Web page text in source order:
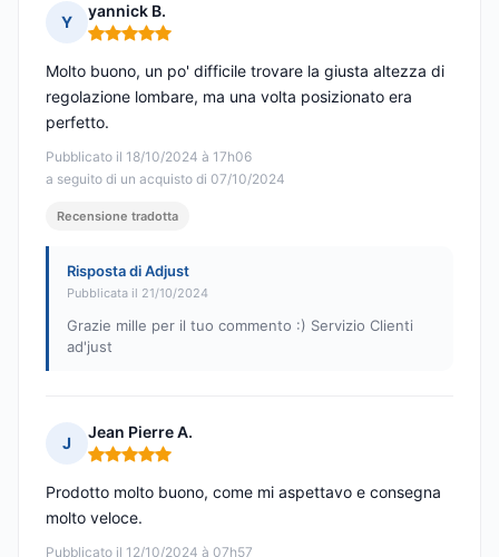
Y
yannick B.
Nota: 5 su 5
Pubblicato il 18/10/2024 à 17h06
a seguito di un acquisto di 07/10/2024
Molto buono, un po' difficile trovare la giusta altezza di
regolazione lombare, ma una volta posizionato era
perfetto.
Recensione tradotta
Risposta di Adjust
Pubblicata il 21/10/2024
Grazie mille per il tuo commento :) Servizio Clienti
ad'just
J
Jean Pierre A.
Nota: 5 su 5
Pubblicato il 12/10/2024 à 07h57
Prodotto molto buono, come mi aspettavo e consegna
molto veloce.